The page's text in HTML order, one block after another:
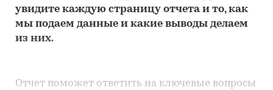
увидите каждую страницу отчета и то,как
мы подаем данные и какие выводы делаем
из них.
Отчет поможет ответить на ключевые вопросы